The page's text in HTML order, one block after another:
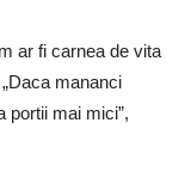
ar fi carnea de vita
mananci
portii mai mici”,